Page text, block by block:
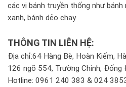
các vị bánh truyền thống như bánh
xanh, bánh dẻo chay.
THÔNG TIN LIÊN HỆ:
Địa chỉ:64 Hàng Bè, Hoàn Kiếm,
126 ngõ 554, Trường Chinh, Đống
Hotline: 0961 240 383 & 024